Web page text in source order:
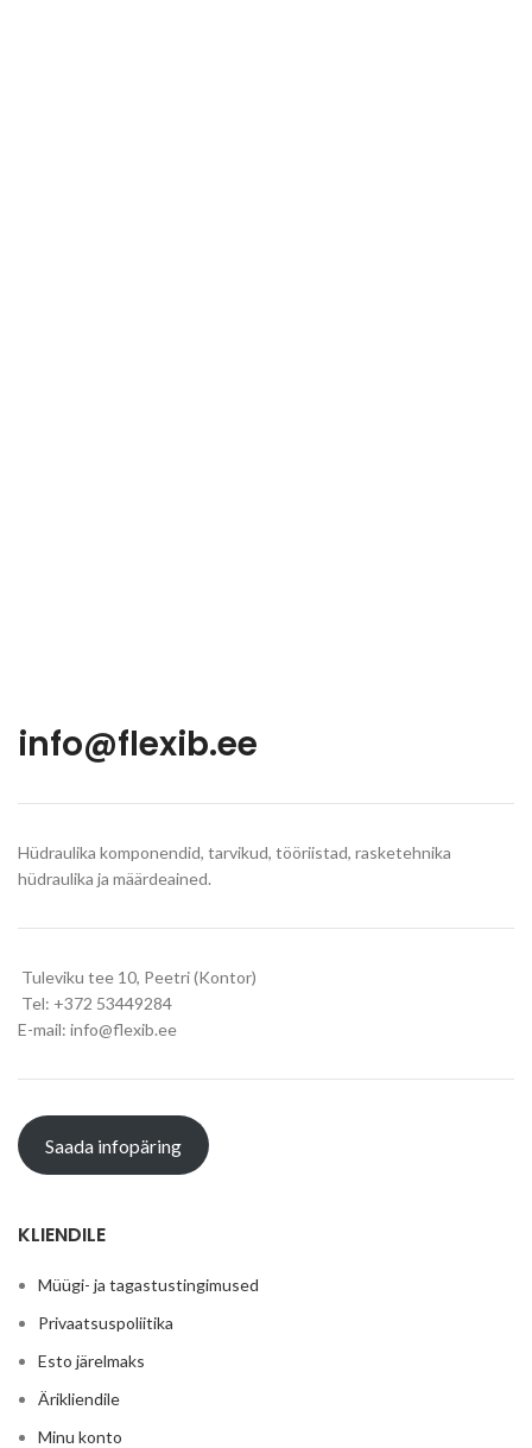
info@flexib.ee
Hüdraulika komponendid, tarvikud, tööriistad, rasketehnika
hüdraulika ja määrdeained.
Tuleviku tee 10, Peetri (Kontor)
Tel: +372 53449284
E-mail: info@flexib.ee
Saada infopäring
KLIENDILE
Müügi- ja tagastustingimused
Privaatsuspoliitika
Esto järelmaks
Ärikliendile
Minu konto